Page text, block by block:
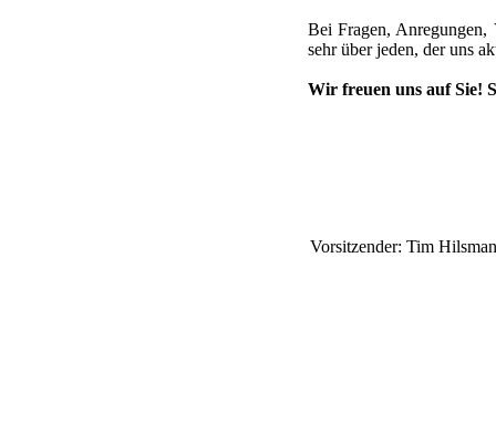
Bei Fragen, Anregungen,
sehr über jeden, der uns
Wir freuen uns auf Sie!
Vorsitzender: Tim